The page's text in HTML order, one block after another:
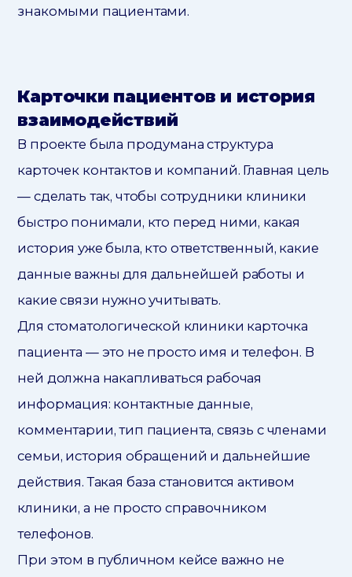
знакомыми пациентами.
Карточки пациентов и история
взаимодействий
В проекте была продумана структура
карточек контактов и компаний. Главная цель
— сделать так, чтобы сотрудники клиники
быстро понимали, кто перед ними, какая
история уже была, кто ответственный, какие
данные важны для дальнейшей работы и
какие связи нужно учитывать.
Для стоматологической клиники карточка
пациента — это не просто имя и телефон. В
ней должна накапливаться рабочая
информация: контактные данные,
комментарии, тип пациента, связь с членами
семьи, история обращений и дальнейшие
действия. Такая база становится активом
клиники, а не просто справочником
телефонов.
При этом в публичном кейсе важно не